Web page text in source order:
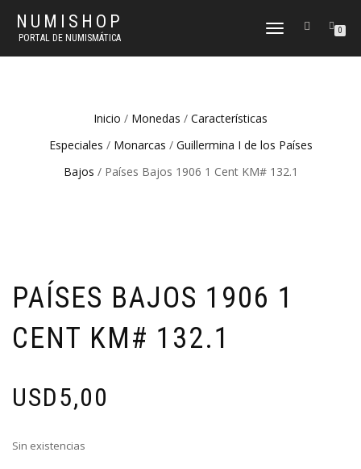
NUMISHOP
PORTAL DE NUMISMÁTICA
CAMBIAR
0
Inicio / Monedas / Características
Especiales / Monarcas / Guillermina I de los Países
Bajos / Países Bajos 1906 1 Cent KM# 132.1
PAÍSES BAJOS 1906 1
CENT KM# 132.1
USD5,00
Sin existencias